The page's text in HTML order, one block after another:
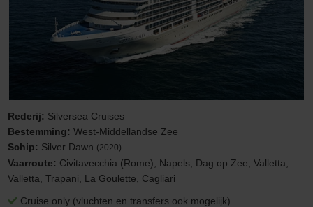
Rederij: Silversea Cruises
Bestemming:West-Middellandse Zee
Schip: Silver Dawn (2020)
Vaarroute: Civitavecchia (Rome), Napels, Dag op Zee, Valletta,
Valletta, Trapani, La Goulette, Cagliari
Cruise only (vluchten en transfers ook mogelijk)